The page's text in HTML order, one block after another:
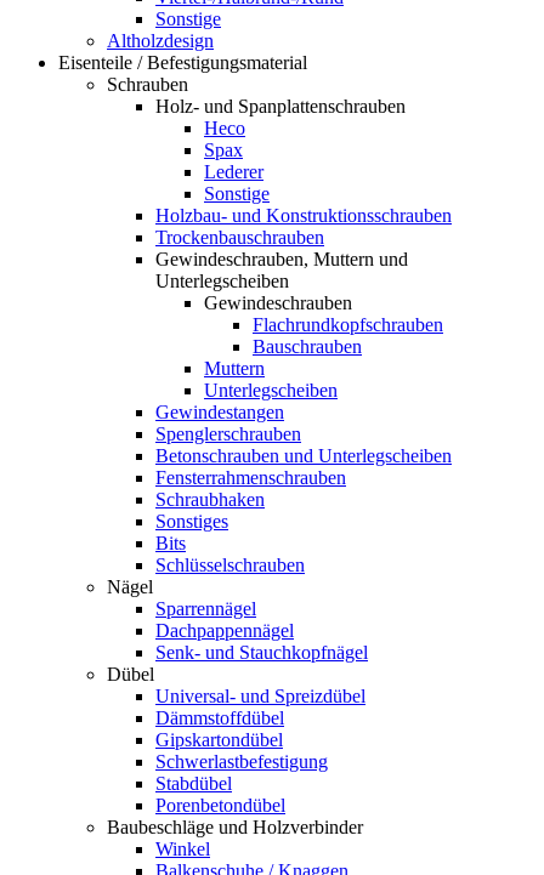
Sonstige
Altholzdesign
Eisenteile / Befestigungsmaterial
Schrauben
Holz- und Spanplattenschrauben
Heco
Spax
Lederer
Sonstige
Holzbau- und Konstruktionsschrauben
Trockenbauschrauben
Gewindeschrauben, Muttern und
Unterlegscheiben
Gewindeschrauben
Flachrundkopfschrauben
Bauschrauben
Muttern
Unterlegscheiben
Gewindestangen
Spenglerschrauben
Betonschrauben und Unterlegscheiben
Fensterrahmenschrauben
Schraubhaken
Sonstiges
Bits
Schlüsselschrauben
Nägel
Sparrennägel
Dachpappennägel
Senk- und Stauchkopfnägel
Dübel
Universal- und Spreizdübel
Dämmstoffdübel
Gipskartondübel
Schwerlastbefestigung
Stabdübel
Porenbetondübel
Baubeschläge und Holzverbinder
Winkel